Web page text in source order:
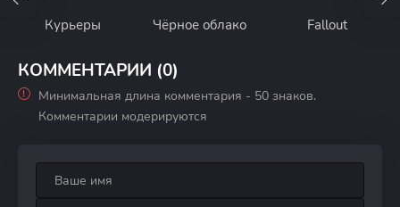
Курьеры Чёрное облако Fallout
КОММЕНТАРИИ (0)
Минимальная длина комментария - 50 знаков.
Комментарии модерируются